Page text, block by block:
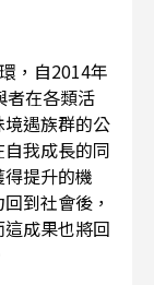
，自2014年
者在各類活
遇族群的公
我成長的同
提升的機
到社會後，
成果也將回